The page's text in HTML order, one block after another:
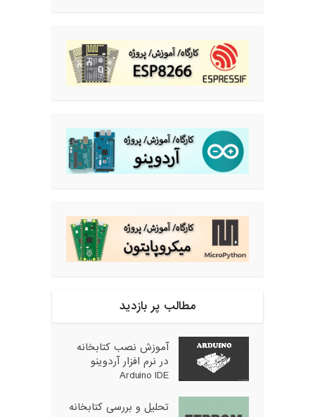
مطالب پر بازدید
آموزش نصب کتابخانه
در نرم افزار آردوینو
Arduino IDE
تحلیل و بررسی کتابخانه